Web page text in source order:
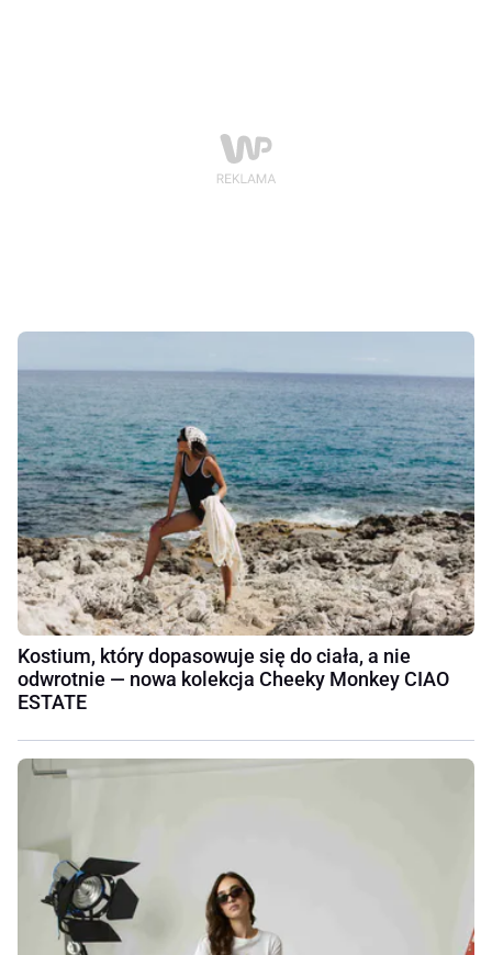
Kostium, który dopasowuje się do ciała, a nie
odwrotnie — nowa kolekcja Cheeky Monkey CIAO
ESTATE